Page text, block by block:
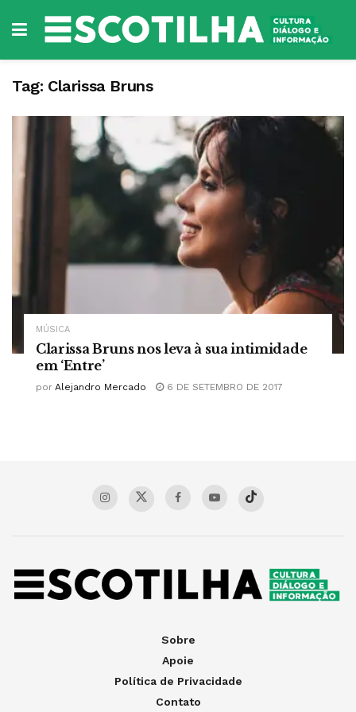
Tag: Clarissa Bruns
MÚSICA
Clarissa Bruns nos leva à sua intimidade
em ‘Entre’
por Alejandro Mercado 6 DE SETEMBRO DE 2017
Sobre
Apoie
Política de Privacidade
Contato